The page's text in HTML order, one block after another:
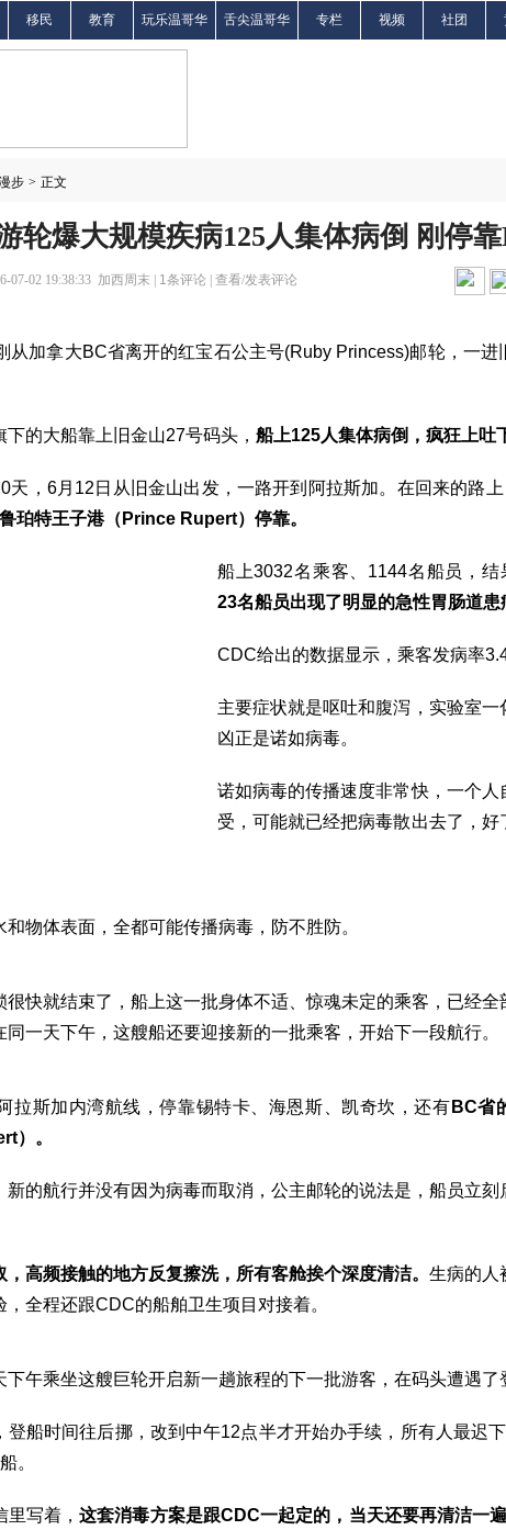
移民 教育 玩乐温哥华 舌尖温哥华 专栏 视频 社团
步 > 正文
轮爆大规模疾病125人集体病倒 刚停
07-02 19:38:33 加西周末 | 1条评论 | 查看/发表评论
从加拿大BC省离开的红宝石公主号(Ruby Princess)邮轮，一进
的大船靠上旧金山27号码头， 船上125人集体病倒，疯狂上吐
天，6月12日从旧金山出发，一路开到阿拉斯加。在回来的路
珀特王子港（Prince Rupert）停靠。
船上3032名乘客、1144名船员，结
23名船员出现了明显的急性胃肠道患
CDC给出的数据显示，乘客发病率
主要症状就是呕吐和腹泻，实验室一
凶正是诺如病毒。
诺如病毒的传播速度非常快，一个人
受，可能就已经把病毒散出去了，好
物体表面，全都可能传播病毒，防不胜防。
很快就结束了，船上这一批身体不适、惊魂未定的乘客，已经全
同一天下午，这艘船还要迎接新的一批乘客，开始下一段航行。
拉斯加内湾航线，停靠锡特卡、海恩斯、凯奇坎，还有 BC省
）。
新的航行并没有因为病毒而取消，公主邮轮的说法是，船员立刻
，高频接触的地方反复擦洗，所有客舱挨个深度清洁。 生病的人
全程还跟CDC的船舶卫生项目对接着。
下午乘坐这艘巨轮开启新一趟旅程的下一批游客，在码头遭遇了
登船时间往后挪，改到中午12点半才开始办手续，所有人最迟下
。
里写着，这套消毒方案是跟CDC一起定的，当天还要再清洁一